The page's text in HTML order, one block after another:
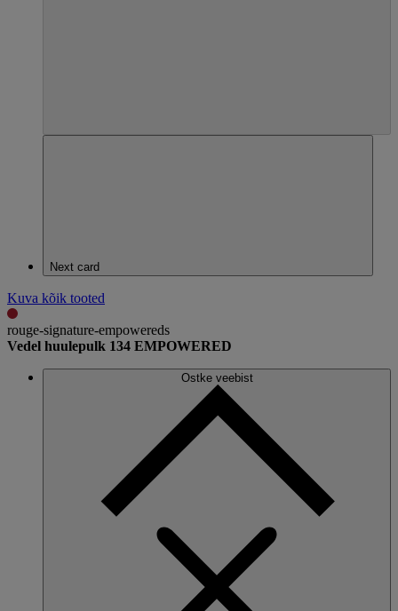
Next card
Kuva kõik tooted
rouge-signature-empowereds
Vedel huulepulk 134 EMPOWERED
Ostke veebist